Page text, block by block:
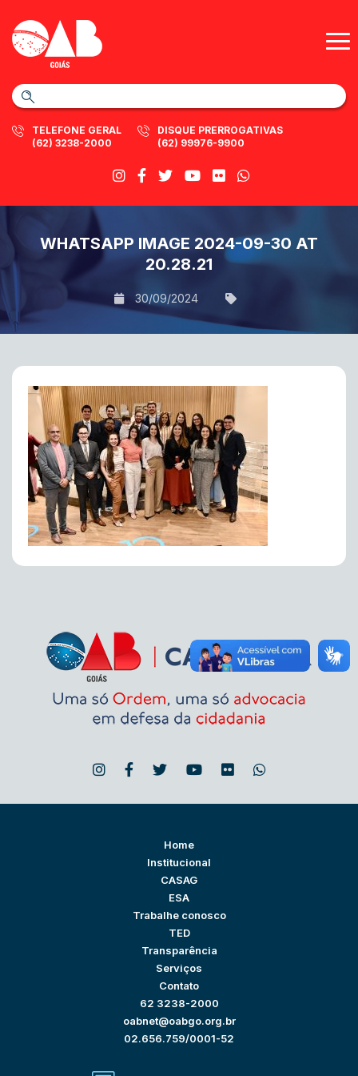
TELEFONE GERAL
(62) 3238-2000
DISQUE PRERROGATIVAS
(62) 99976-9900
WHATSAPP IMAGE 2024-09-30 AT
20.28.21
30/09/2024
Home
Institucional
CASAG
ESA
Trabalhe conosco
TED
Transparência
Serviços
Contato
62 3238-2000
oabnet@oabgo.org.br
02.656.759/0001-52